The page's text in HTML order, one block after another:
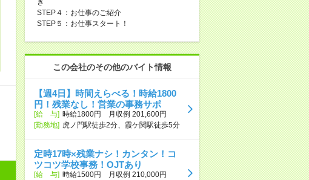
STEP４：お仕事のご紹介
STEP５：お仕事スタート！
この会社のその他のバイト情報
【週4日】時間えらべる！時給1800
円！残業なし！営業の事務サポ
[給 与] 時給1800円 月収例 201,600円
[勤務地] 虎ノ門駅徒歩2分、霞ケ関駅徒歩5分
定時17時×残業ナシ！カンタン！コ
ツコツ学校事務！OJTあり
[給 与] 時給1500円 月収例 210,000円